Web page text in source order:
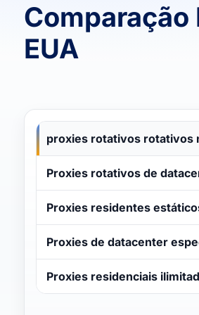
Comparação
EUA
proxies rotativos rotativos
Proxies rotativos de
Proxies residentes
Proxies de datacenter
Proxies residenciais